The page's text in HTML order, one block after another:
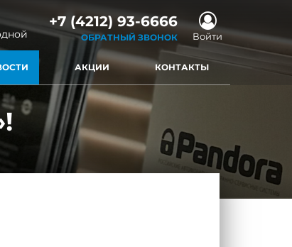
+7 (4212) 93-6666
ОБРАТНЫЙ ЗВОНОК Войти
АКЦИИ КОНТАКТЫ